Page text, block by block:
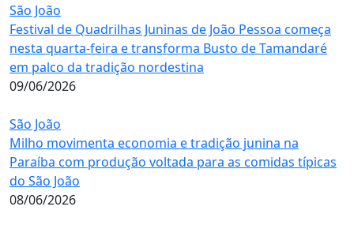
São João
Festival de Quadrilhas Juninas de João Pessoa começa
nesta quarta-feira e transforma Busto de Tamandaré
em palco da tradição nordestina
09/06/2026
São João
Milho movimenta economia e tradição junina na
Paraíba com produção voltada para as comidas típicas
do São João
08/06/2026